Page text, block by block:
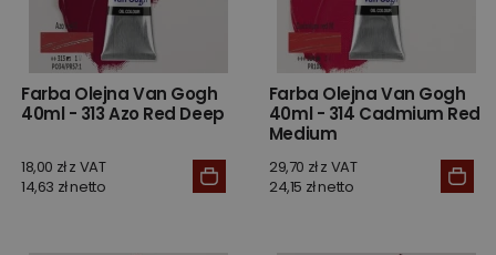
Farba Olejna Van Gogh
40ml - 313 Azo Red Deep
18,00 zł z VAT
14,63 zł netto
Farba Olejna Van Gogh
40ml - 314 Cadmium Red
Medium
29,70 zł z VAT
24,15 zł netto